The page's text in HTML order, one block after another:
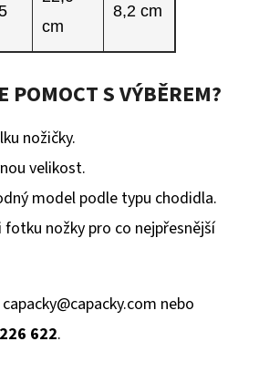
cm
8,2 cm
POMOCT S VÝBĚREM?
nožičky.
velikost.
model podle typu chodidla.
nožky pro co nejpřesnější
capacky@capacky.com nebo
622.